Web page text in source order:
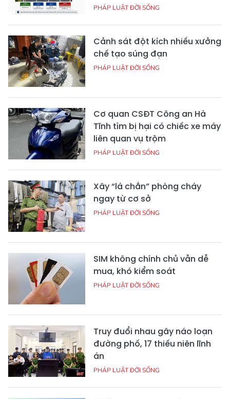
PHÁP LUẬT ĐỜI SỐNG
Cảnh sát đột kích nhiều xưởng
chế tạo súng đạn
PHÁP LUẬT ĐỜI SỐNG
Cơ quan CSĐT Công an Hà
Tĩnh tìm bị hại có chiếc xe máy
liên quan vụ trộm
PHÁP LUẬT ĐỜI SỐNG
Xây “lá chắn” phòng cháy
ngay từ cơ sở
PHÁP LUẬT ĐỜI SỐNG
SIM không chính chủ vẫn dễ
mua, khó kiểm soát
PHÁP LUẬT ĐỜI SỐNG
Truy đuổi nhau gây náo loạn
đường phố, 17 thiếu niên lĩnh
án
PHÁP LUẬT ĐỜI SỐNG